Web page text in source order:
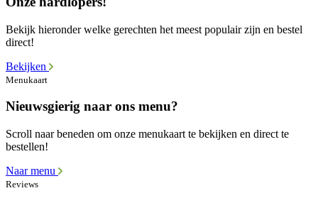
Bekijk hieronder welke gerechten het meest populair zijn en bestel
direct!
Bekijken
Menukaart
Nieuwsgierig naar ons menu?
Scroll naar beneden om onze menukaart te bekijken en direct te
bestellen!
Naar menu
Reviews